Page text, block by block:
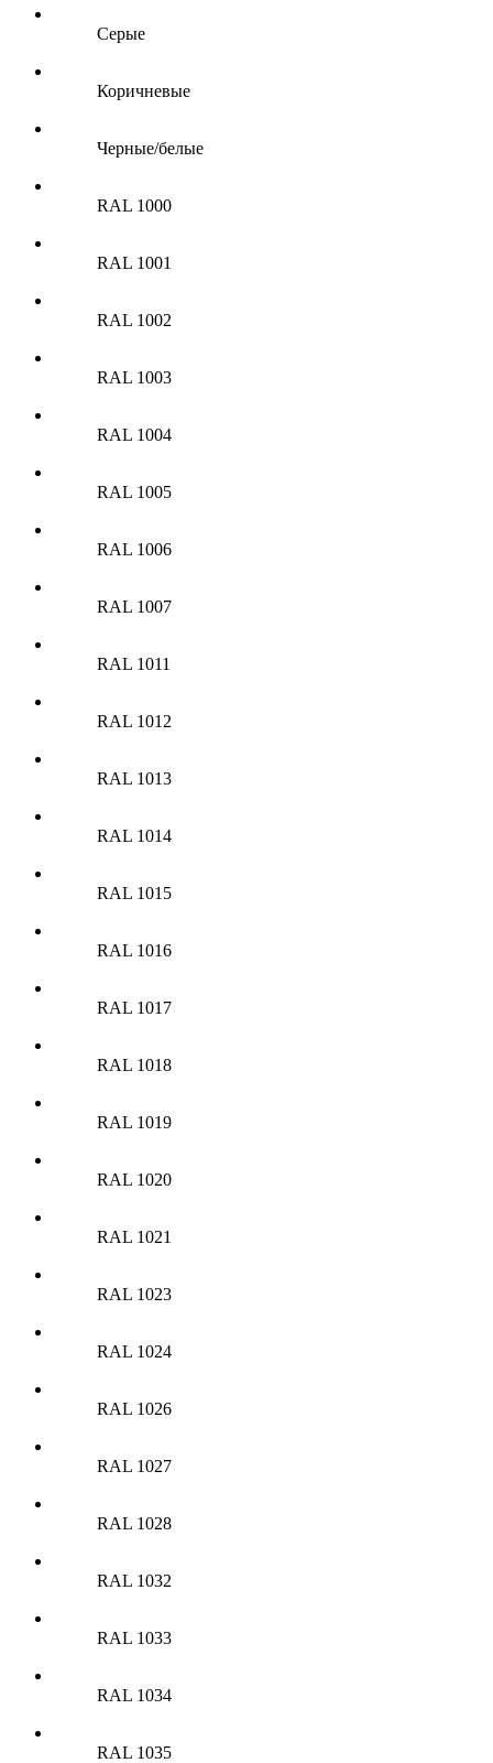
Серые
Коричневые
Черные/белые
RAL 1000
RAL 1001
RAL 1002
RAL 1003
RAL 1004
RAL 1005
RAL 1006
RAL 1007
RAL 1011
RAL 1012
RAL 1013
RAL 1014
RAL 1015
RAL 1016
RAL 1017
RAL 1018
RAL 1019
RAL 1020
RAL 1021
RAL 1023
RAL 1024
RAL 1026
RAL 1027
RAL 1028
RAL 1032
RAL 1033
RAL 1034
RAL 1035